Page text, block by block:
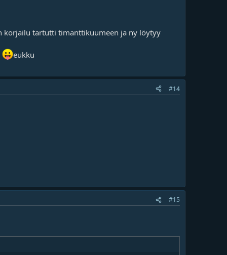
korjailu tartutti timanttikuumeen ja ny löytyy
eukku
#14
#15